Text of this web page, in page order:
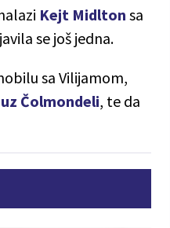
Kejt Midlton sa
se još jedna.
sa Vilijamom,
Čolmondeli, te da